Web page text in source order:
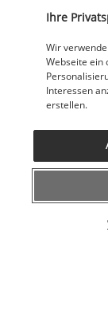
Fitnesscenter
Full-Service-
Zugänglichkeit
Rollstuhlgerechte
Nützliche
Ihre
Wir
Webseite ein
Interessen
erstellen.